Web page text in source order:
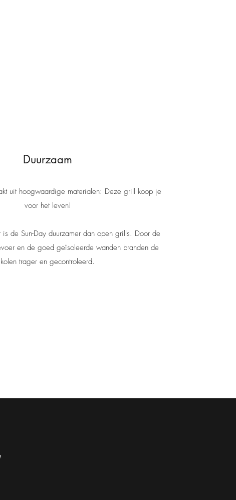
Duurzaam
uit hoogwaardige materialen: Deze grill koop je
voor het leven!
de Sun-Day duurzamer dan open grills. Door de
en de goed geïsoleerde wanden branden de
kolen trager en gecontroleerd.